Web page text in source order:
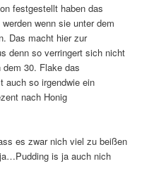
festgestellt haben das
wenn sie unter dem
Das macht hier zur
denn so verringert sich nicht
30. Flake das
auch so irgendwie ein
nach Honig
es zwar nich viel zu beißen
is ja auch nich